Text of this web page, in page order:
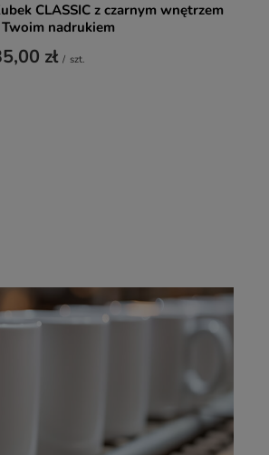
CLASSIC z czarnym wnętrzem
nadrukiem
zł / szt.